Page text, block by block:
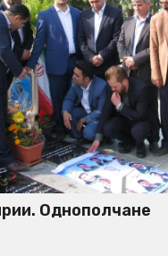
Однополчане